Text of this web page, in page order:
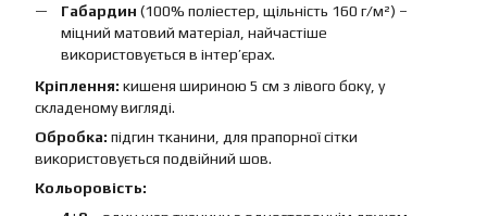
Габардин (100% поліестер, щільність 160 г/м²) –
міцний матовий матеріал, найчастіше
використовується в інтер’єрах.
Кріплення: кишеня шириною 5 см з лівого боку, у
складеному вигляді.
Обробка: підгин тканини, для прапорної сітки
використовується подвійний шов.
Кольоровість: